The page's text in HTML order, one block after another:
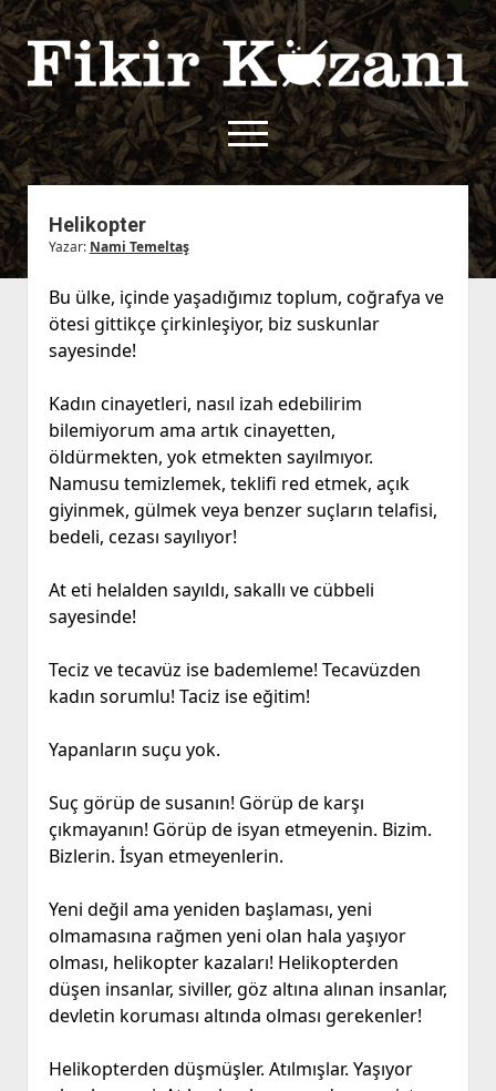
Fikir
Kazanı
menüyü
aç
twitterfacebook
rss
aç
Kullanım Koşulları
Gizlilik Politikası
İletişim
Kurallar
Başvuru
Helikopter
Yazar: Nami Temeltaş
Bu ülke, içinde yaşadığımız toplum, coğrafya ve
ötesi gittikçe çirkinleşiyor, biz suskunlar
sayesinde!
Kadın cinayetleri, nasıl izah edebilirim
bilemiyorum ama artık cinayetten,
öldürmekten, yok etmekten sayılmıyor.
Namusu temizlemek, teklifi red etmek, açık
giyinmek, gülmek veya benzer suçların telafisi,
bedeli, cezası sayılıyor!
At eti helalden sayıldı, sakallı ve cübbeli
sayesinde!
Teciz ve tecavüz ise bademleme! Tecavüzden
kadın sorumlu! Taciz ise eğitim!
Yapanların suçu yok.
Suç görüp de susanın! Görüp de karşı
çıkmayanın! Görüp de isyan etmeyenin. Bizim.
Bizlerin. İsyan etmeyenlerin.
Yeni değil ama yeniden başlaması, yeni
olmamasına rağmen yeni olan hala yaşıyor
olması, helikopter kazaları! Helikopterden
düşen insanlar, siviller, göz altına alınan insanlar,
devletin koruması altında olması gerekenler!
Helikopterden düşmüşler. Atılmışlar. Yaşıyor